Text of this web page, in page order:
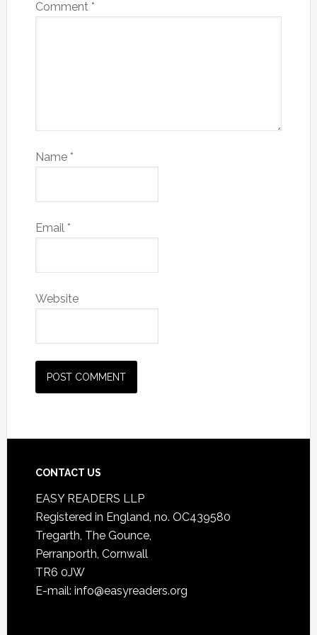
Comment *
Name *
Email *
Website
CONTACT US
EASY READERS LLP
Registered in England, no. OC439580
Tregarth, The Gounce,
Perranporth, Cornwall
TR6 0JW
E-mail: info@easyreaders.org